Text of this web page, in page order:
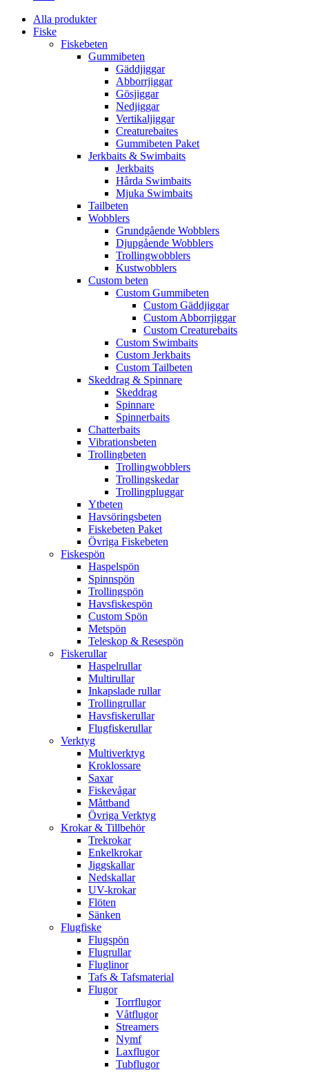
Alla produkter
Fiske
Fiskebeten
Gummibeten
Gäddjiggar
Abborrjiggar
Gösjiggar
Nedjiggar
Vertikaljiggar
Creaturebaites
Gummibeten Paket
Jerkbaits & Swimbaits
Jerkbaits
Hårda Swimbaits
Mjuka Swimbaits
Tailbeten
Wobblers
Grundgående Wobblers
Djupgående Wobblers
Trollingwobblers
Kustwobblers
Custom beten
Custom Gummibeten
Custom Gäddjiggar
Custom Abborrjiggar
Custom Creaturebaits
Custom Swimbaits
Custom Jerkbaits
Custom Tailbeten
Skeddrag & Spinnare
Skeddrag
Spinnare
Spinnerbaits
Chatterbaits
Vibrationsbeten
Trollingbeten
Trollingwobblers
Trollingskedar
Trollingpluggar
Ytbeten
Havsöringsbeten
Fiskebeten Paket
Övriga Fiskebeten
Fiskespön
Haspelspön
Spinnspön
Trollingspön
Havsfiskespön
Custom Spön
Metspön
Teleskop & Resespön
Fiskerullar
Haspelrullar
Multirullar
Inkapslade rullar
Trollingrullar
Havsfiskerullar
Flugfiskerullar
Verktyg
Multiverktyg
Kroklossare
Saxar
Fiskevågar
Måttband
Övriga Verktyg
Krokar & Tillbehör
Trekrokar
Enkelkrokar
Jiggskallar
Nedskallar
UV-krokar
Flöten
Sänken
Flugfiske
Flugspön
Flugrullar
Fluglinor
Tafs & Tafsmaterial
Flugor
Torrflugor
Våtflugor
Streamers
Nymf
Laxflugor
Tubflugor